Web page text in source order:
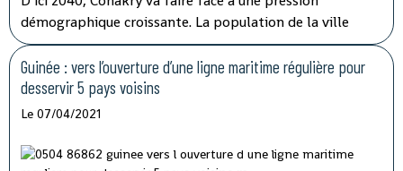
démographique croissante. La population de la ville
pourrait atteindre 5,5 millions d’habitants à cet horizon
contre 2,7 millions actuellement. Le système de
transports en commun actuellement déployé a
montré ses limites.
Guinée : vers l’ouverture d’une ligne maritime régulière pour
desservir 5 pays voisins
Le 07/04/2021